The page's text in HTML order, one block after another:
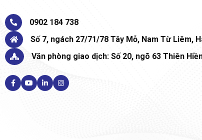
0902 184 738
Số 7, ngách 27/71/78 Tây Mỗ, Nam Từ Liêm,
Văn phòng giao dịch: Số 20, ngõ 63 Thiên